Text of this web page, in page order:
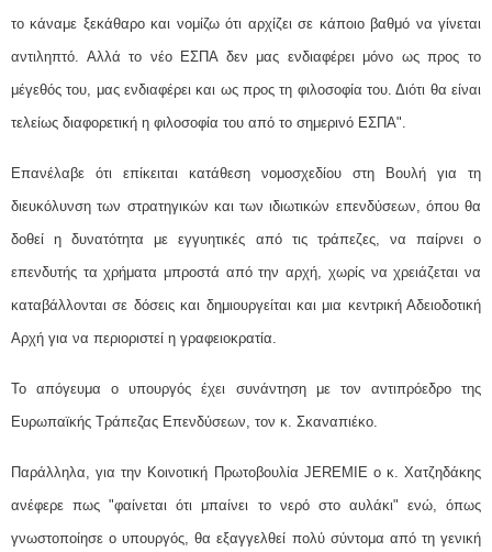
το κάναμε ξεκάθαρο και νομίζω ότι αρχίζει σε κάποιο βαθμό να γίνεται
αντιληπτό. Αλλά το νέο ΕΣΠΑ δεν μας ενδιαφέρει μόνο ως προς το
μέγεθός του, μας ενδιαφέρει και ως προς τη φιλοσοφία του. Διότι θα είναι
τελείως διαφορετική η φιλοσοφία του από το σημερινό ΕΣΠΑ".
Επανέλαβε ότι επίκειται κατάθεση νομοσχεδίου στη Βουλή για τη
διευκόλυνση των στρατηγικών και των ιδιωτικών επενδύσεων, όπου θα
δοθεί η δυνατότητα με εγγυητικές από τις τράπεζες, να παίρνει ο
επενδυτής τα χρήματα μπροστά από την αρχή, χωρίς να χρειάζεται να
καταβάλλονται σε δόσεις και δημιουργείται και μια κεντρική Αδειοδοτική
Αρχή για να περιοριστεί η γραφειοκρατία.
Το απόγευμα ο υπουργός έχει συνάντηση με τον αντιπρόεδρο της
Ευρωπαϊκής Τράπεζας Επενδύσεων, τον κ. Σκαναπιέκο.
Παράλληλα, για την Κοινοτική Πρωτοβουλία JEREMIE ο κ. Χατζηδάκης
ανέφερε πως "φαίνεται ότι μπαίνει το νερό στο αυλάκι" ενώ, όπως
γνωστοποίησε ο υπουργός, θα εξαγγελθεί πολύ σύντομα από τη γενική